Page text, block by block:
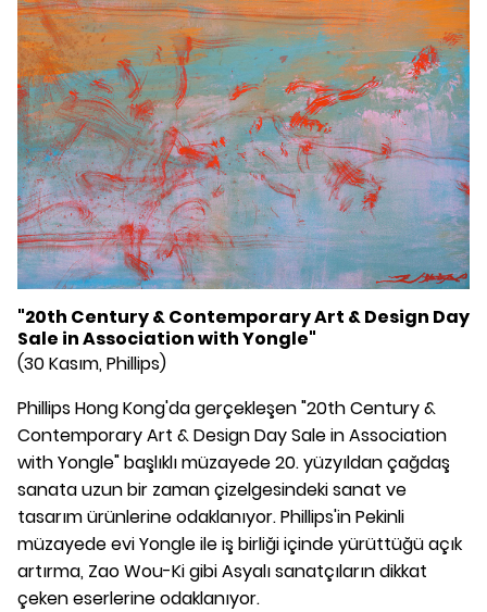
"20th Century & Contemporary Art & Design Day
Sale in Association with Yongle"
(30 Kasım, Phillips)
Phillips Hong Kong'da gerçekleşen "20th Century &
Contemporary Art & Design Day Sale in Association
with Yongle" başlıklı müzayede 20. yüzyıldan çağdaş
sanata uzun bir zaman çizelgesindeki sanat ve
tasarım ürünlerine odaklanıyor. Phillips'in Pekinli
müzayede evi Yongle ile iş birliği içinde yürüttüğü açık
artırma, Zao Wou-Ki gibi Asyalı sanatçıların dikkat
çeken eserlerine odaklanıyor.